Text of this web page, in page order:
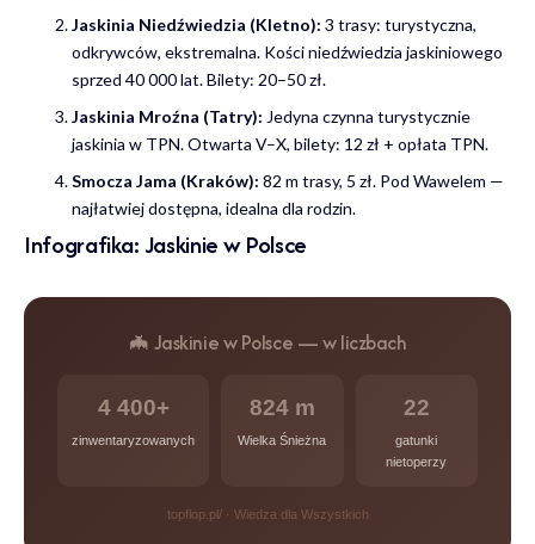
Jaskinia Niedźwiedzia (Kletno): 3 trasy: turystyczna,
odkrywców, ekstremalna. Kości niedźwiedzia jaskiniowego
sprzed 40 000 lat. Bilety: 20–50 zł.
Jaskinia Mroźna (Tatry): Jedyna czynna turystycznie
jaskinia w TPN. Otwarta V–X, bilety: 12 zł + opłata TPN.
Smocza Jama (Kraków): 82 m trasy, 5 zł. Pod Wawelem —
najłatwiej dostępna, idealna dla rodzin.
Infografika: Jaskinie w Polsce
🦇 Jaskinie w Polsce — w liczbach
4 400+
zinwentaryzowanych
824 m
Wielka Śnieżna
22
gatunki
nietoperzy
topflop.pl/ · Wiedza dla Wszystkich